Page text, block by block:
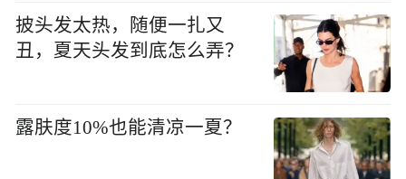
披头发太热，随便一扎又
丑，夏天头发到底怎么弄？
露肤度10%也能清凉一夏？